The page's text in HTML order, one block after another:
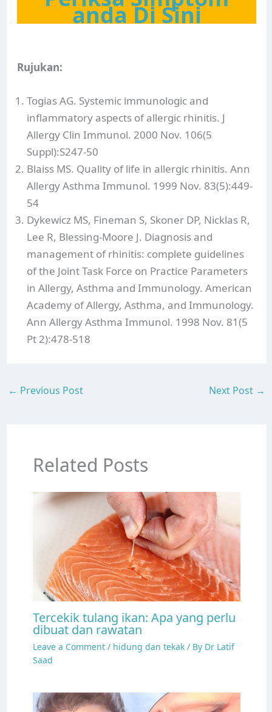
anda Di Sini
Rujukan:
Togias AG. Systemic immunologic and
inflammatory aspects of allergic rhinitis. J
Allergy Clin Immunol. 2000 Nov. 106(5
Suppl):S247-50
Blaiss MS. Quality of life in allergic rhinitis. Ann
Allergy Asthma Immunol. 1999 Nov. 83(5):449-
54
Dykewicz MS, Fineman S, Skoner DP, Nicklas R,
Lee R, Blessing-Moore J. Diagnosis and
management of rhinitis: complete guidelines
of the Joint Task Force on Practice Parameters
in Allergy, Asthma and Immunology. American
Academy of Allergy, Asthma, and Immunology.
Ann Allergy Asthma Immunol. 1998 Nov. 81(5
Pt 2):478-518
← Previous Post Next Post →
Related Posts
Tercekik tulang ikan: Apa yang perlu
dibuat dan rawatan
Leave a Comment / hidung dan tekak/ By Dr Latif
Saad